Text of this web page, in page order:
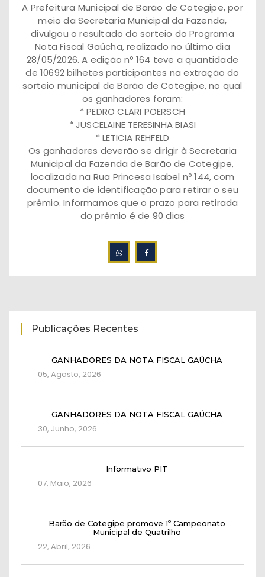
A Prefeitura Municipal de Barão de Cotegipe, por
meio da Secretaria Municipal da Fazenda,
divulgou o resultado do sorteio do Programa
Nota Fiscal Gaúcha, realizado no último dia
28/05/2026. A edição nº 164 teve a quantidade
de 10692 bilhetes participantes na extração do
sorteio municipal de Barão de Cotegipe, no qual
os ganhadores foram:
* PEDRO CLARI POERSCH
* JUSCELAINE TERESINHA BIASI
* LETICIA REHFELD
Os ganhadores deverão se dirigir à Secretaria
Municipal da Fazenda de Barão de Cotegipe,
localizada na Rua Princesa Isabel nº 144, com
documento de identificação para retirar o seu
prêmio. Informamos que o prazo para retirada
do prêmio é de 90 dias
Publicações Recentes
GANHADORES DA NOTA FISCAL GAÚCHA
05, Agosto, 2026
GANHADORES DA NOTA FISCAL GAÚCHA
30, Junho, 2026
Informativo PIT
07, Maio, 2026
Barão de Cotegipe promove 1º Campeonato
Municipal de Quatrilho
22, Abril, 2026